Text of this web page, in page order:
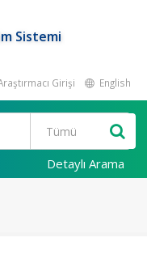
Sistemi
Girişi English
Detaylı Arama